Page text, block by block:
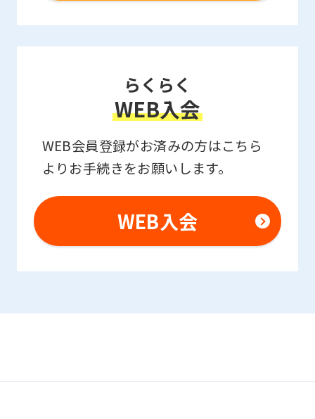
らくらく
WEB入会
WEB会員登録がお済みの方はこちら
よりお手続きをお願いします。
WEB入会
this
website
be
translated
mechanically,
so
it
be
translation.